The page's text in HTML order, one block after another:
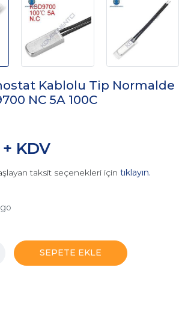
Kablolu Tip Normalde
NC 5A 100C
KDV
taksit seçenekleri için tıklayın.
SEPETE EKLE